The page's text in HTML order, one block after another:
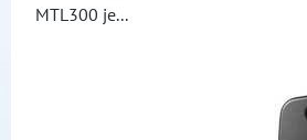
MTL300 je...